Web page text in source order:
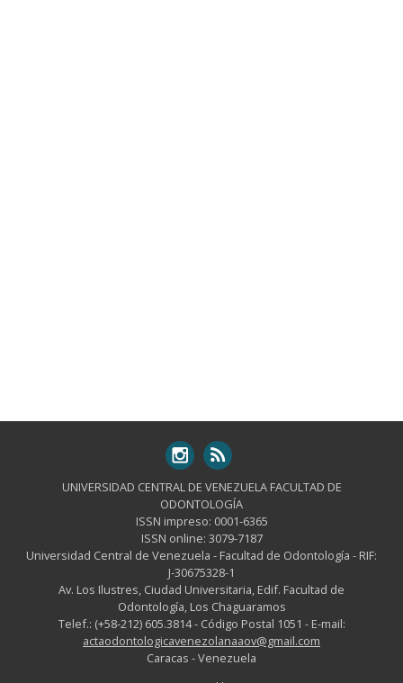
UNIVERSIDAD CENTRAL DE VENEZUELA FACULTAD DE
ODONTOLOGÍA
ISSN impreso: 0001-6365
ISSN online: 3079-7187
Universidad Central de Venezuela - Facultad de Odontología - RIF:
J-30675328-1
Av. Los Ilustres, Ciudad Universitaria, Edif. Facultad de
Odontología, Los Chaguaramos
Telef.: (+58-212) 605.3814 - Código Postal 1051 - E-mail:
actaodontologicavenezolanaaov@gmail.com
Caracas - Venezuela